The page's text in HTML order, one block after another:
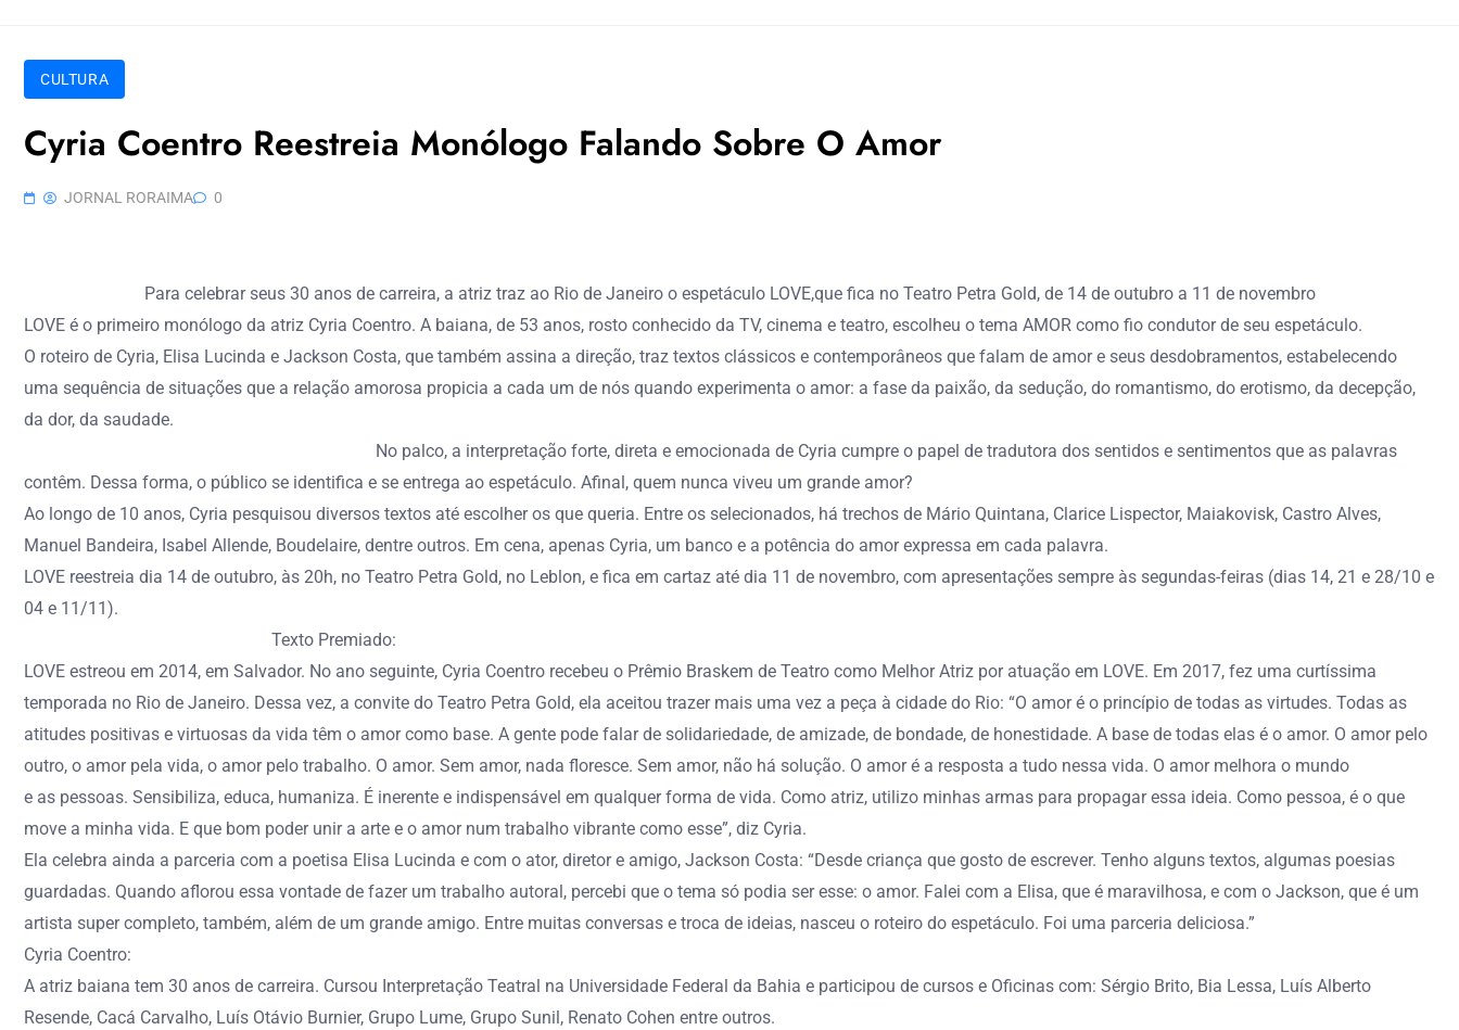
CULTURA
Cyria Coentro Reestreia Monólogo Falando Sobre O Amor
JORNAL RORAIMA 0
Para celebrar seus 30 anos de carreira, a atriz traz ao Rio de Janeiro o espetáculo LOVE,que fica no Teatro Petra Gold, de 14 de outubro a 11 de novembro
LOVE é o primeiro monólogo da atriz Cyria Coentro. A baiana, de 53 anos, rosto conhecido da TV, cinema e teatro, escolheu o tema AMOR como fio condutor de seu espetáculo.
O roteiro de Cyria, Elisa Lucinda e Jackson Costa, que também assina a direção, traz textos clássicos e contemporâneos que falam de amor e seus desdobramentos, estabelecendo
uma sequência de situações que a relação amorosa propicia a cada um de nós quando experimenta o amor: a fase da paixão, da sedução, do romantismo, do erotismo, da decepção,
da dor, da saudade.
No palco, a interpretação forte, direta e emocionada de Cyria cumpre o papel de tradutora dos sentidos e sentimentos que as palavras
contêm. Dessa forma, o público se identifica e se entrega ao espetáculo. Afinal, quem nunca viveu um grande amor?
Ao longo de 10 anos, Cyria pesquisou diversos textos até escolher os que queria. Entre os selecionados, há trechos de Mário Quintana, Clarice Lispector, Maiakovisk, Castro Alves,
Manuel Bandeira, Isabel Allende, Boudelaire, dentre outros. Em cena, apenas Cyria, um banco e a potência do amor expressa em cada palavra.
LOVE reestreia dia 14 de outubro, às 20h, no Teatro Petra Gold, no Leblon, e fica em cartaz até dia 11 de novembro, com apresentações sempre às segundas-feiras (dias 14, 21 e 28/10 e
04 e 11/11).
Texto Premiado:
LOVE estreou em 2014, em Salvador. No ano seguinte, Cyria Coentro recebeu o Prêmio Braskem de Teatro como Melhor Atriz por atuação em LOVE. Em 2017, fez uma curtíssima
temporada no Rio de Janeiro. Dessa vez, a convite do Teatro Petra Gold, ela aceitou trazer mais uma vez a peça à cidade do Rio: “O amor é o princípio de todas as virtudes. Todas as
atitudes positivas e virtuosas da vida têm o amor como base. A gente pode falar de solidariedade, de amizade, de bondade, de honestidade. A base de todas elas é o amor. O amor pelo
outro, o amor pela vida, o amor pelo trabalho. O amor. Sem amor, nada floresce. Sem amor, não há solução. O amor é a resposta a tudo nessa vida. O amor melhora o mundo
e as pessoas. Sensibiliza, educa, humaniza. É inerente e indispensável em qualquer forma de vida. Como atriz, utilizo minhas armas para propagar essa ideia. Como pessoa, é o que
move a minha vida. E que bom poder unir a arte e o amor num trabalho vibrante como esse”, diz Cyria.
Ela celebra ainda a parceria com a poetisa Elisa Lucinda e com o ator, diretor e amigo, Jackson Costa: “Desde criança que gosto de escrever. Tenho alguns textos, algumas poesias
guardadas. Quando aflorou essa vontade de fazer um trabalho autoral, percebi que o tema só podia ser esse: o amor. Falei com a Elisa, que é maravilhosa, e com o Jackson, que é um
artista super completo, também, além de um grande amigo. Entre muitas conversas e troca de ideias, nasceu o roteiro do espetáculo. Foi uma parceria deliciosa.”
Cyria Coentro:
A atriz baiana tem 30 anos de carreira. Cursou Interpretação Teatral na Universidade Federal da Bahia e participou de cursos e Oficinas com: Sérgio Brito, Bia Lessa, Luís Alberto
Resende, Cacá Carvalho, Luís Otávio Burnier, Grupo Lume, Grupo Sunil, Renato Cohen entre outros.